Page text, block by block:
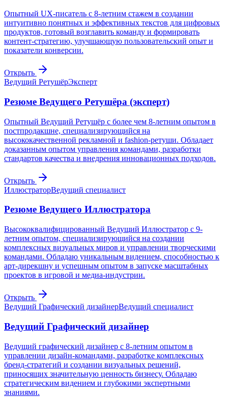
Опытный UX-писатель с 8-летним стажем в создании
интуитивно понятных и эффективных текстов для цифровых
продуктов, готовый возглавить команду и формировать
контент-стратегию, улучшающую пользовательский опыт и
показатели конверсии.
Открыть
Ведущий РетушёрЭксперт
Резюме Ведущего Ретушёра (эксперт)
Опытный Ведущий Ретушёр с более чем 8-летним опытом в
постпродакшне, специализирующийся на
высококачественной рекламной и fashion-ретуши. Обладает
доказанным опытом управления командами, разработки
стандартов качества и внедрения инновационных подходов.
Открыть
ИллюстраторВедущий специалист
Резюме Ведущего Иллюстратора
Высококвалифицированный Ведущий Иллюстратор с 9-
летним опытом, специализирующийся на создании
комплексных визуальных миров и управлении творческими
командами. Обладаю уникальным видением, способностью к
арт-дирекшну и успешным опытом в запуске масштабных
проектов в игровой и медиа-индустрии.
Открыть
Ведущий Графический дизайнерВедущий специалист
Ведущий Графический дизайнер
Ведущий графический дизайнер с 8-летним опытом в
управлении дизайн-командами, разработке комплексных
бренд-стратегий и создании визуальных решений,
приносящих значительную ценность бизнесу. Обладаю
стратегическим видением и глубокими экспертными
знаниями.